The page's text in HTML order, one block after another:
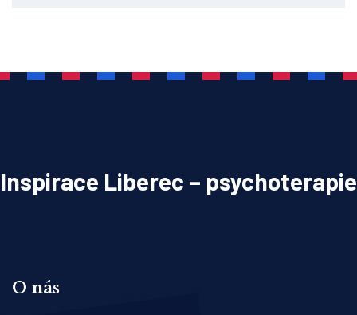
Inspirace Liberec – psychoterapie
O nás